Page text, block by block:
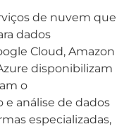
de nuvem que
dados
Cloud, Amazon
disponibilizam
o
análise de dados
especializadas,